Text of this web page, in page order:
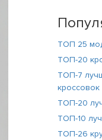
ТОП 25
ТОП-20
ТОП-7
кроссовок
ТОП-20
ТОП-10
ТОП-26